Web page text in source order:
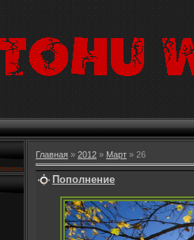
Главная » 2012 » Март » 26
Пополнение